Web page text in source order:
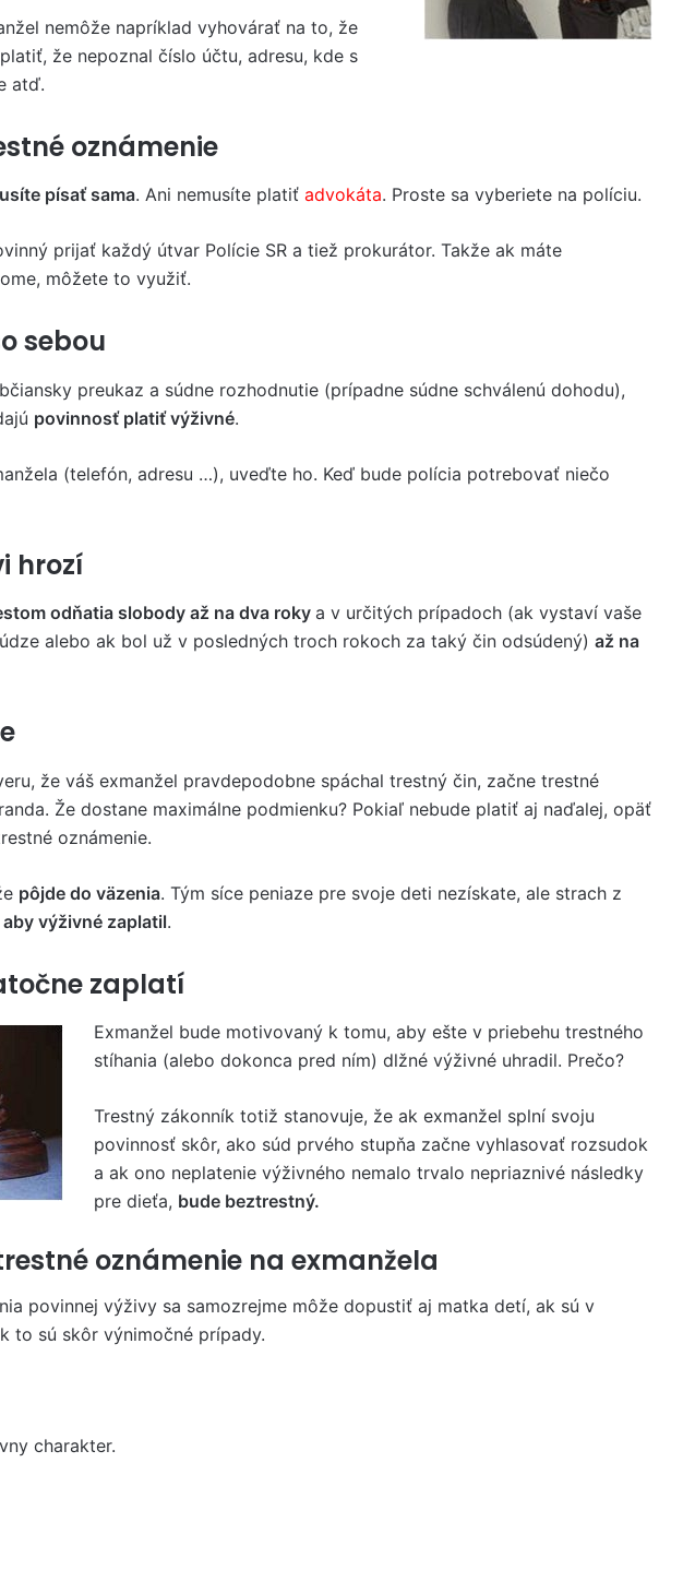
nemôže napríklad vyhovárať na to, že
že nepoznal číslo účtu, adresu, kde s
atď.
oznámenie
písať sama. Ani nemusíte platiť advokáta. Proste sa vyberiete na políciu.
prijať každý útvar Polície SR a tiež prokurátor. Takže ak máte
môžete to využiť.
sebou
preukaz a súdne rozhodnutie (prípadne súdne schválenú dohodu),
povinnosť platiť výživné.
(telefón, adresu …), uveďte ho. Keď bude polícia potrebovať niečo
hrozí
odňatia slobody až na dva roky a v určitých prípadoch (ak vystaví vaše
alebo ak bol už v posledných troch rokoch za taký čin odsúdený) až na
že váš exmanžel pravdepodobne spáchal trestný čin, začne trestné
Že dostane maximálne podmienku? Pokiaľ nebude platiť aj naďalej, opäť
oznámenie.
pôjde do väzenia. Tým síce peniaze pre svoje deti nezískate, ale strach z
výživné zaplatil.
zaplatí
Exmanžel bude motivovaný k tomu, aby ešte v priebehu trestného
stíhania (alebo dokonca pred ním) dlžné výživné uhradil. Prečo?
Trestný zákonník totiž stanovuje, že ak exmanžel splní svoju
povinnosť skôr, ako súd prvého stupňa začne vyhlasovať rozsudok
a ak ono neplatenie výživného nemalo trvalo nepriaznivé následky
pre dieťa, bude beztrestný.
oznámenie na exmanžela
povinnej výživy sa samozrejme môže dopustiť aj matka detí, ak sú v
to sú skôr výnimočné prípady.
charakter.